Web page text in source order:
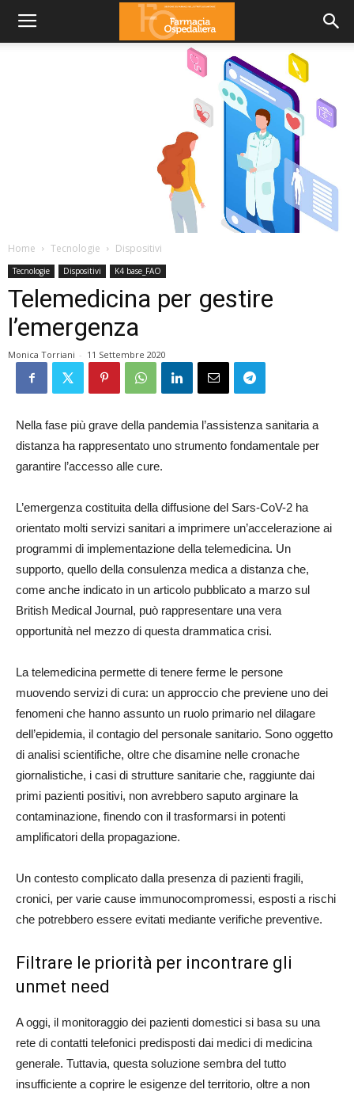
Home Tecnologie Dispositivi
Tecnologie Dispositivi K4 base_FAO
Telemedicina per gestire
l’emergenza
Monica Torriani - 11 Settembre 2020
Nella fase più grave della pandemia l’assistenza sanitaria a
distanza ha rappresentato uno strumento fondamentale per
garantire l’accesso alle cure.
L’emergenza costituita della diffusione del Sars-CoV-2 ha
orientato molti servizi sanitari a imprimere un’accelerazione ai
programmi di implementazione della telemedicina. Un
supporto, quello della consulenza medica a distanza che,
come anche indicato in un articolo pubblicato a marzo sul
British Medical Journal, può rappresentare una vera
opportunità nel mezzo di questa drammatica crisi.
La telemedicina permette di tenere ferme le persone
muovendo servizi di cura: un approccio che previene uno dei
fenomeni che hanno assunto un ruolo primario nel dilagare
dell’epidemia, il contagio del personale sanitario. Sono oggetto
di analisi scientifiche, oltre che disamine nelle cronache
giornalistiche, i casi di strutture sanitarie che, raggiunte dai
primi pazienti positivi, non avrebbero saputo arginare la
contaminazione, finendo con il trasformarsi in potenti
amplificatori della propagazione.
Un contesto complicato dalla presenza di pazienti fragili,
cronici, per varie cause immunocompromessi, esposti a rischi
che potrebbero essere evitati mediante verifiche preventive.
Filtrare le priorità per incontrare gli
unmet need
A oggi, il monitoraggio dei pazienti domestici si basa su una
rete di contatti telefonici predisposti dai medici di medicina
generale. Tuttavia, questa soluzione sembra del tutto
insufficiente a coprire le esigenze del territorio, oltre a non